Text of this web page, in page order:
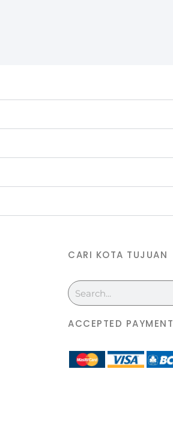
CARI KOTA TUJUAN
Search
ACCEPTED PAYMENT